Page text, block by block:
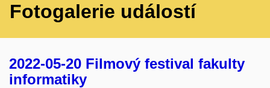
Fotogalerie událostí
2022-05-20 Filmový festival fakulty
informatiky